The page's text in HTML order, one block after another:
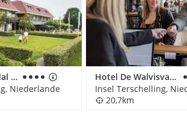
Ferienpark Landal Résidence Terschelling
Niederlande
Hotel De Walvisvaarder
Insel Terschelling,
20,7km